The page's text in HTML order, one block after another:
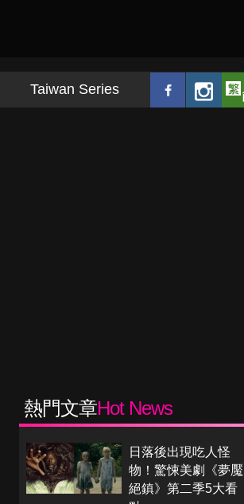
Taiwan Series
熱門文章Hot News
日落後出現吃人怪
物！驚悚美劇《夢魘
絕鎮》第二季5大看